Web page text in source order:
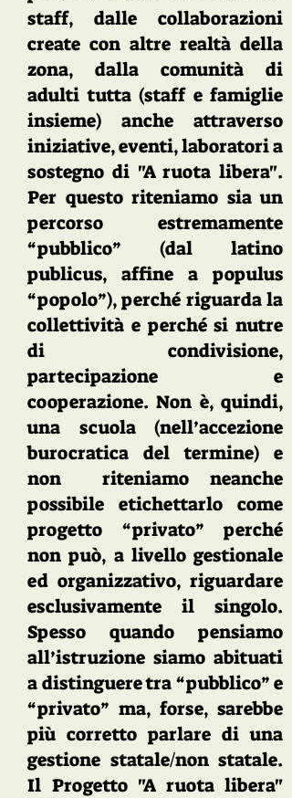
staff, dalle collaborazioni
create con altre realtà della
zona, dalla comunità di
adulti tutta (staff e famiglie
insieme) anche attraverso
iniziative, eventi, laboratori a
sostegno di "A ruota libera".
Per questo riteniamo sia un
percorso estremamente
“pubblico” (dal latino
publicus, affine a populus
“popolo”), perché riguarda la
collettività e perché si nutre
di condivisione,
partecipazione e
cooperazione. Non è, quindi,
una scuola (nell’accezione
burocratica del termine) e
non riteniamo neanche
possibile etichettarlo come
progetto “privato” perché
non può, a livello gestionale
ed organizzativo, riguardare
esclusivamente il singolo.
Spesso quando pensiamo
all’istruzione siamo abituati
a distinguere tra “pubblico” e
“privato” ma, forse, sarebbe
più corretto parlare di una
gestione statale/non statale.
Il Progetto "A ruota libera"